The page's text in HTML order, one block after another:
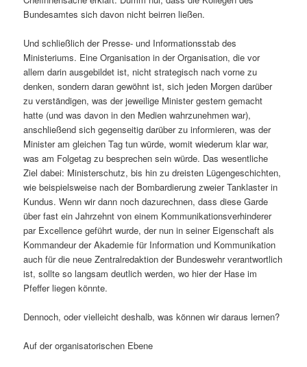
Bundesamtes sich davon nicht beirren ließen.
Und schließlich der Presse- und Informationsstab des
Ministeriums. Eine Organisation in der Organisation, die vor
allem darin ausgebildet ist, nicht strategisch nach vorne zu
denken, sondern daran gewöhnt ist, sich jeden Morgen darüber
zu verständigen, was der jeweilige Minister gestern gemacht
hatte (und was davon in den Medien wahrzunehmen war),
anschließend sich gegenseitig darüber zu informieren, was der
Minister am gleichen Tag tun würde, womit wiederum klar war,
was am Folgetag zu besprechen sein würde. Das wesentliche
Ziel dabei: Ministerschutz, bis hin zu dreisten Lügengeschichten,
wie beispielsweise nach der Bombardierung zweier Tanklaster in
Kundus. Wenn wir dann noch dazurechnen, dass diese Garde
über fast ein Jahrzehnt von einem Kommunikationsverhinderer
par Excellence geführt wurde, der nun in seiner Eigenschaft als
Kommandeur der Akademie für Information und Kommunikation
auch für die neue Zentralredaktion der Bundeswehr verantwortlich
ist, sollte so langsam deutlich werden, wo hier der Hase im
Pfeffer liegen könnte.
Dennoch, oder vielleicht deshalb, was können wir daraus lernen?
Auf der organisatorischen Ebene